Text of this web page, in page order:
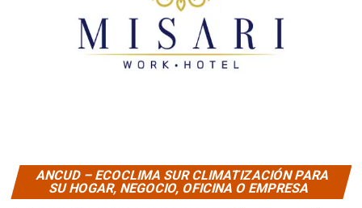
ANCUD – ECOCLIMA SUR CLIMATIZACIÓN PARA
SU HOGAR, NEGOCIO, OFICINA O EMPRESA